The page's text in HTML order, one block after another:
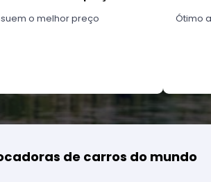
o melhor preço
Ótimo
de carros do mundo